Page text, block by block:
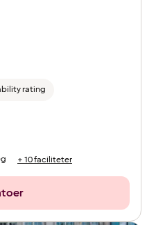
rating
+ 10 faciliteter